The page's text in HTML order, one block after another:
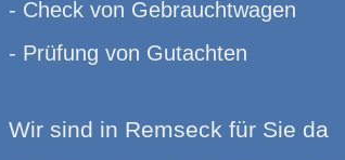
- Check von Gebrauchtwagen
- Prüfung von Gutachten
Wir sind in Remseck für Sie da